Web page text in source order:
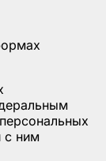
с ним